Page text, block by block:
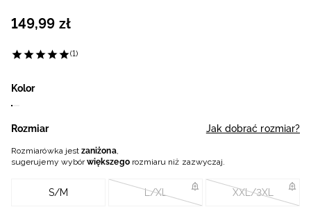
149,99 zł
(1)
Kolor
Rozmiar Jak dobrać rozmiar?
Rozmiarówka jestzaniżona,
sugerujemy wybórwiększegorozmiaru niż zazwyczaj.
S/M L/XL XXL/3XL